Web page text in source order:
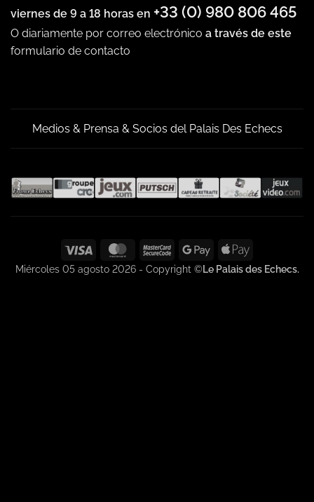
viernes de 9 a 18 horas en +33 (0) 980 806 465
O diariamente por correo electrónico a través de este
formulario de contacto
Medios & Prensa & Socios del Palais Des Echecs
Visa MasterCardMasterCard
2
Google
Pay
Apple
Pay
Miércoles 05 agosto 2026 - Copyright ©Le Palais des Echecs.